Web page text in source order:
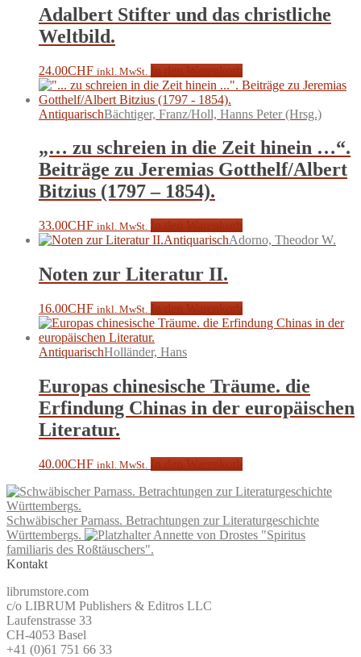
Adalbert Stifter und das christliche
Weltbild.
24.00CHF inkl. MwSt.
AntiquarischBächtiger, Franz/Holl, Hanns Peter (Hrsg.)
„… zu schreien in die Zeit hinein …“.
Beiträge zu Jeremias Gotthelf/Albert
Bitzius (1797 – 1854).
33.00CHF inkl. MwSt.
AntiquarischAdorno, Theodor W.
Noten zur Literatur II.
16.00CHF inkl. MwSt.
AntiquarischHolländer, Hans
Europas chinesische Träume. die
Erfindung Chinas in der europäischen
Literatur.
40.00CHF inkl. MwSt.
Schwäbischer Parnass. Betrachtungen zur Literaturgeschichte
Württembergs.
Annette von Drostes "Spiritus
familiaris des Roßtäuschers".
Kontakt
librumstore.com
c/o LIBRUM Publishers & Editros LLC
Laufenstrasse 33
CH-4053 Basel
+41 (0)61 751 66 33